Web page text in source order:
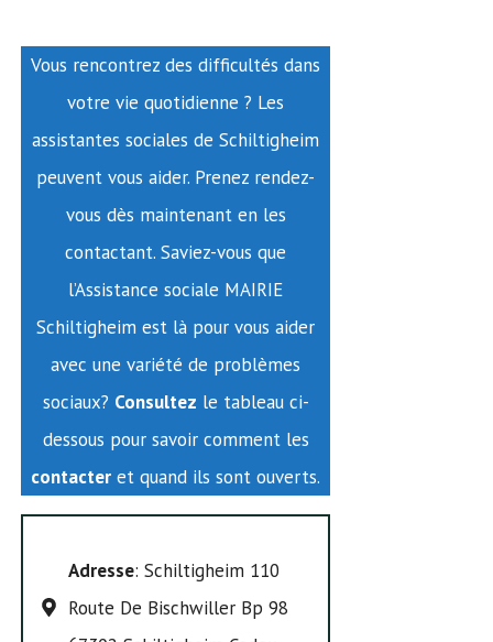
Vous rencontrez des difficultés dans
votre vie quotidienne ? Les
assistantes sociales de Schiltigheim
peuvent vous aider. Prenez rendez-
vous dès maintenant en les
contactant. Saviez-vous que
l’Assistance sociale MAIRIE
Schiltigheim est là pour vous aider
avec une variété de problèmes
sociaux? Consultez le tableau ci-
dessous pour savoir comment les
contacter et quand ils sont ouverts.
Adresse: Schiltigheim 110
Route De Bischwiller Bp 98